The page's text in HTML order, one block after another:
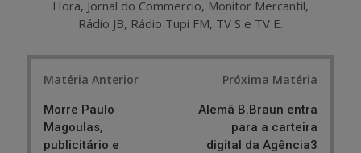
Hora, Jornal do Commercio, Monitor Mercantil,
Rádio JB, Rádio Tupi FM, TV S e TV E.
Matéria Anterior
Morre Paulo
Magoulas,
publicitário e
Próxima Matéria
Alemã B.Braun entra
para a carteira
digital da Agência3